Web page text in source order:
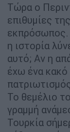
Τώρα ο
επιθυμίες
εκπρόσωπος.
η ιστορία
αυτό; Αν η
έχω ένα κακό
Το θεμέλιο
γραμμή
Τουρκία